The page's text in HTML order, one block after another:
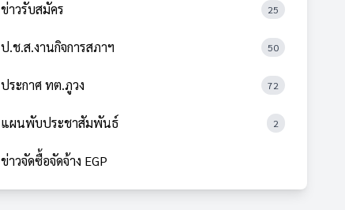
ข่าวรับสมัคร 25
ป.ช.ส.งานกิจการสภาฯ 50
ประกาศ ทต.ภูวง 72
แผนพับประชาสัมพันธ์ 2
ข่าวจัดซื้อจัดจ้าง EGP